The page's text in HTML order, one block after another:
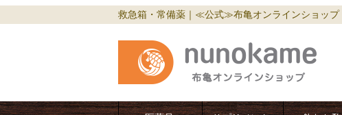
救急箱・常備薬｜≪公式≫布亀オンラインショップ